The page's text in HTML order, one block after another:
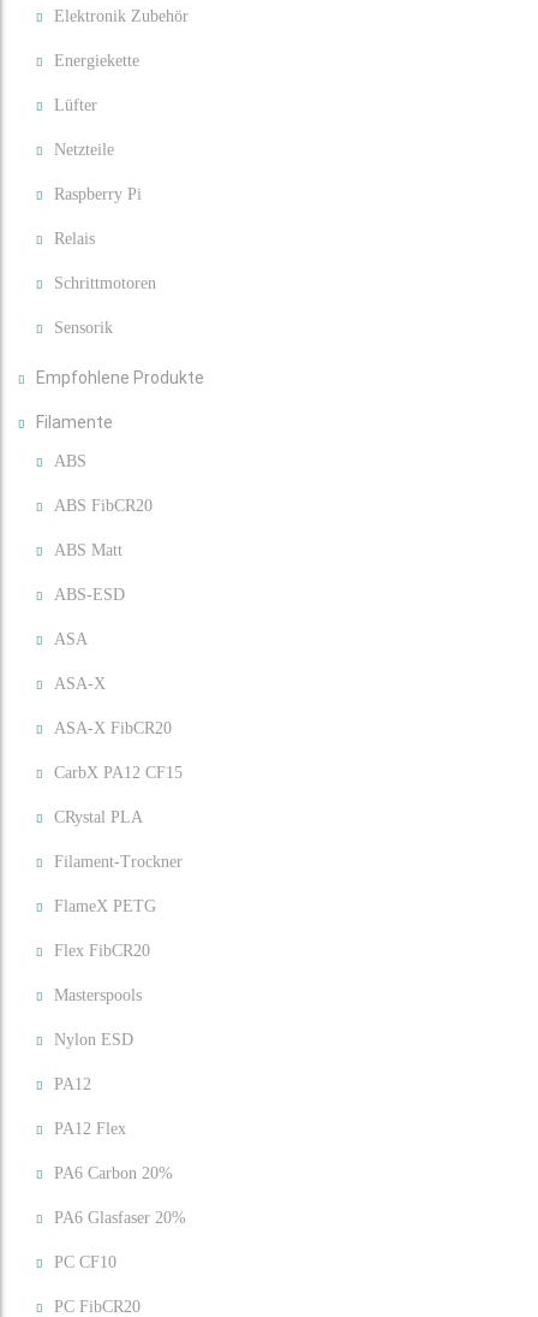
Elektronik Zubehör
Energiekette
Lüfter
Netzteile
Raspberry Pi
Relais
Schrittmotoren
Sensorik
Empfohlene Produkte
Filamente
ABS
ABS FibCR20
ABS Matt
ABS-ESD
ASA
ASA-X
ASA-X FibCR20
CarbX PA12 CF15
CRystal PLA
Filament-Trockner
FlameX PETG
Flex FibCR20
Masterspools
Nylon ESD
PA12
PA12 Flex
PA6 Carbon 20%
PA6 Glasfaser 20%
PC CF10
PC FibCR20